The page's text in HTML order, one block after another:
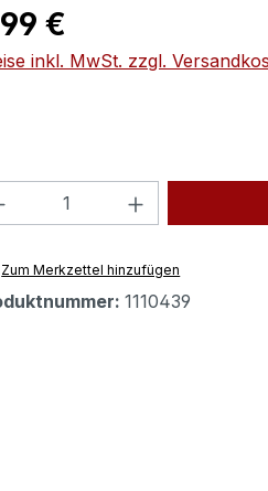
Preis:
€
inkl. MwSt. zzgl.
Anzahl: Gib
Zum Merkzettel hinzufügen
1110439